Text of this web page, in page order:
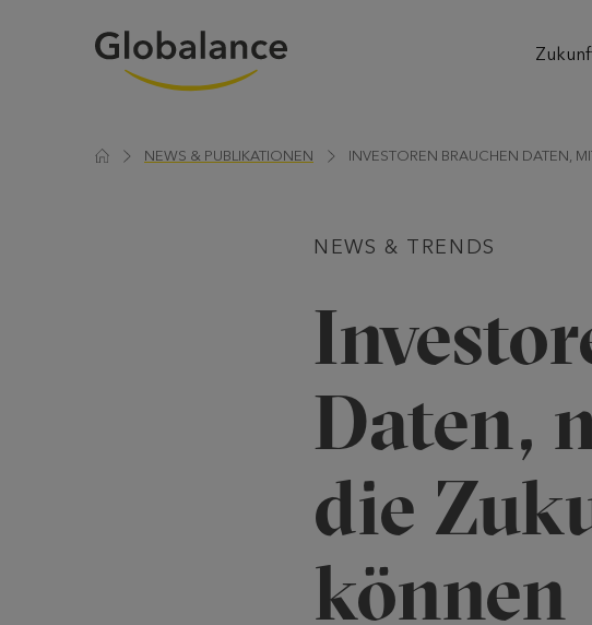
NEWS & PUBLIKATIONEN INVESTOREN BRAUCHEN DATEN,
NEWS & TRENDS
Daten,
die
können